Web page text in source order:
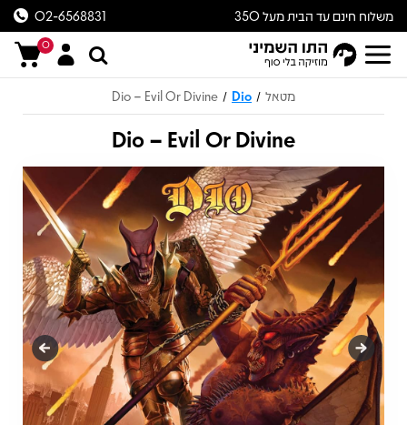
משלוח חינם עד הבית מעל 350
ש״ח
02-6568831
0
מטאל /
Dio
/
Dio – Evil Or Divine
Dio – Evil Or Divine